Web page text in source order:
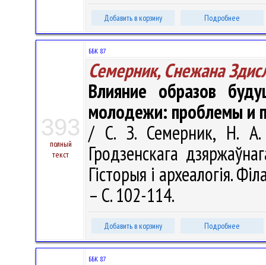
Добавить в корзину Подробнее
393
полный
текст
ББК 87
Семерник, Снежана
Влияние образов
молодежи: проблемы и
/ С. З. Семерник, Н. А.
Гродзенскага
Гісторыя і археалогія.
– С. 102-114.
Добавить в корзину Подробнее
ББК 87